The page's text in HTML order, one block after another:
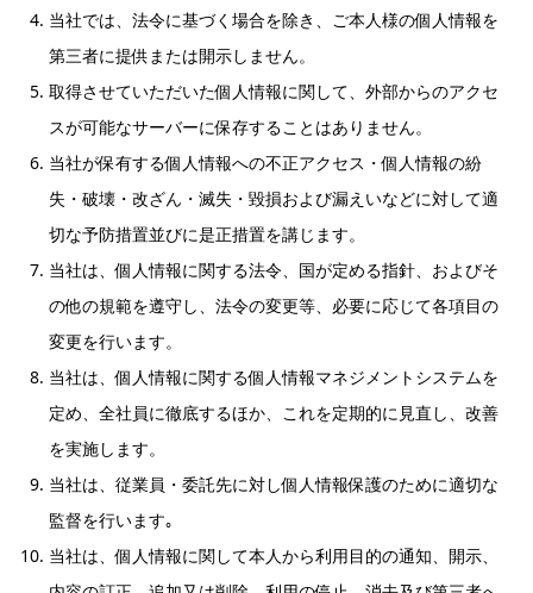
当社では、法令に基づく場合を除き、ご本人様の個人情報を
第三者に提供または開示しません。
取得させていただいた個人情報に関して、外部からのアクセ
スが可能なサーバーに保存することはありません。
当社が保有する個人情報への不正アクセス・個人情報の紛
失・破壊・改ざん・滅失・毀損および漏えいなどに対して適
切な予防措置並びに是正措置を講じます。
当社は、個人情報に関する法令、国が定める指針、およびそ
の他の規範を遵守し、法令の変更等、必要に応じて各項目の
変更を行います。
当社は、個人情報に関する個人情報マネジメントシステムを
定め、全社員に徹底するほか、これを定期的に見直し、改善
を実施します。
当社は、従業員・委託先に対し個人情報保護のために適切な
監督を行います｡
当社は、個人情報に関して本人から利用目的の通知、開示、